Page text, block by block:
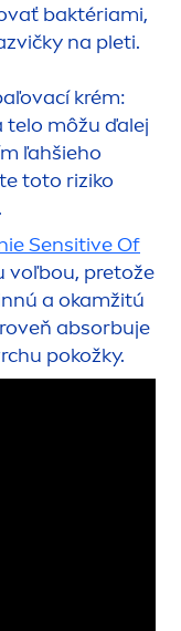
baktériami,
na pleti.
krém:
telo môžu ďalej
ľahšieho
toto riziko
SensitiveOf
voľbou, pretože
a okamžitú
absorbuje
pokožky.